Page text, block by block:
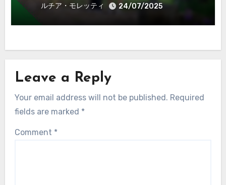
ルチア・モレッティ 24/07/2025
Leave a Reply
Your email address will not be published. Required
fields are marked *
Comment *